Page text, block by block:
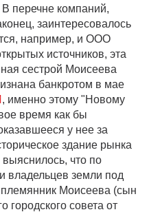
перечне компаний,
заинтересовалось
например, и ООО
источников, эта
сестрой Моисеева
банкротом в мае
, именно этому "Новому
время как бы
у нее за
здание рынка
что по
владельцев земли под
Моисеева (сын
городского совета от